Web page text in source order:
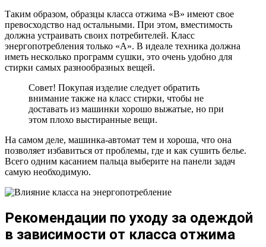
Таким образом, образцы класса отжима «В» имеют свое
превосходство над остальными. При этом, вместимость
должна устраивать своих потребителей. Класс
энергопотребления только «А». В идеале техника должна
иметь несколько программ сушки, это очень удобно для
стирки самых разнообразных вещей.
Совет! Покупая изделие следует обратить
внимание также на класс стирки, чтобы не
доставать из машинки хорошо выжатые, но при
этом плохо выстиранные вещи.
На самом деле, машинка-автомат тем и хороша, что она
позволяет избавиться от проблемы, где и как сушить белье.
Всего одним касанием пальца выберите на панели задач
самую необходимую.
Рекомендации по уходу за одеждой
в зависимости от класса отжима